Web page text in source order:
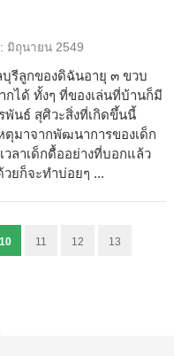
มิถุนายน 2549
บุรีลูกของดิฉันอายุ ๓ ขวบ
กได้ ทั้งๆ ที่ของเล่นที่บ้านก็มี
พันธ์ สุศิวะสิ่งที่เกิดขึ้นนี้
ตุมาจากพัฒนาการของเด็ก
วลาเด็กดื้ออย่างที่บอกแล้ว
ยก็จะทำบ่อยๆ ...
10 11 12 13